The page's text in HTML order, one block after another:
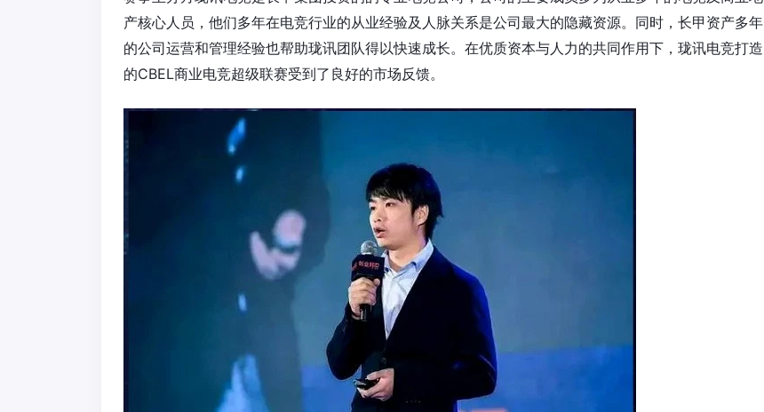
产核心人员，他们多年在电竞行业的从业经验及人脉关系是公司最大的隐藏资源。同时，长甲资产多年
的公司运营和管理经验也帮助珑讯团队得以快速成长。在优质资本与人力的共同作用下，珑讯电竞打造
的CBEL商业电竞超级联赛受到了良好的市场反馈。